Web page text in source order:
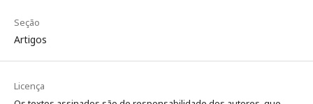
Seção
Artigos
Licença